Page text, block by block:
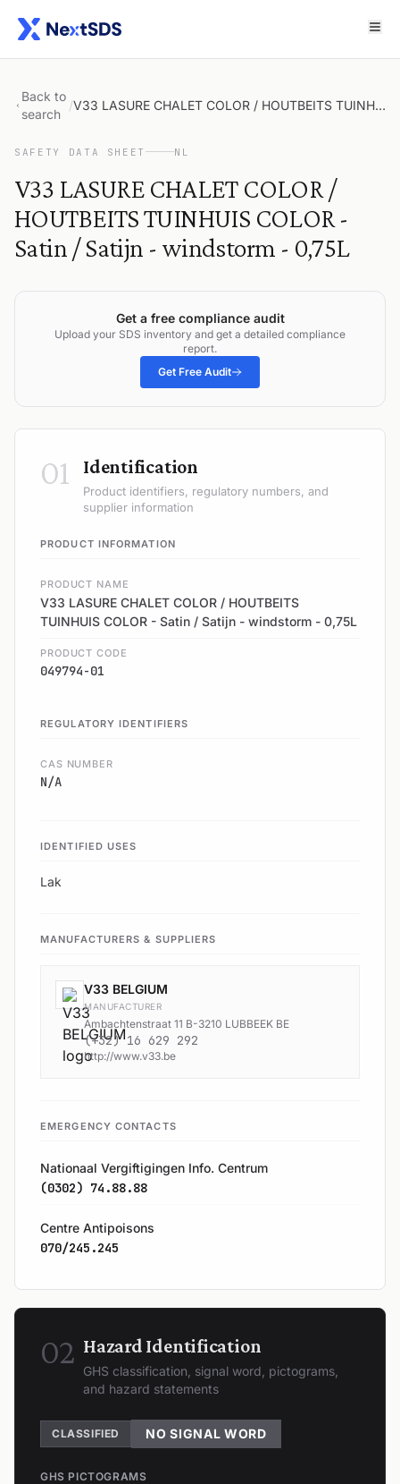
Back to
search
/ V33 LASURE CHALET COLOR / HOUTBEITS TUINHUIS COLOR - Satin / Satijn - windstorm - 0,75L
SAFETY DATA SHEET NL
V33 LASURE CHALET COLOR /
HOUTBEITS TUINHUIS COLOR -
Satin / Satijn - windstorm - 0,75L
Get a free compliance audit
Upload your SDS inventory and get a detailed compliance
report.
Get Free Audit
01 Identification
Product identifiers, regulatory numbers, and
supplier information
PRODUCT INFORMATION
PRODUCT NAME
V33 LASURE CHALET COLOR / HOUTBEITS
TUINHUIS COLOR - Satin / Satijn - windstorm - 0,75L
PRODUCT CODE
049794-01
REGULATORY IDENTIFIERS
CAS NUMBER
N/A
IDENTIFIED USES
Lak
MANUFACTURERS & SUPPLIERS
V33 BELGIUM
MANUFACTURER
Ambachtenstraat 11 B-3210 LUBBEEK BE
(+32) 16 629 292
http://www.v33.be
EMERGENCY CONTACTS
Nationaal Vergiftigingen Info. Centrum
(0302) 74.88.88
Centre Antipoisons
070/245.245
02 Hazard Identification
GHS classification, signal word, pictograms,
and hazard statements
CLASSIFIED NO SIGNAL WORD
GHS PICTOGRAMS